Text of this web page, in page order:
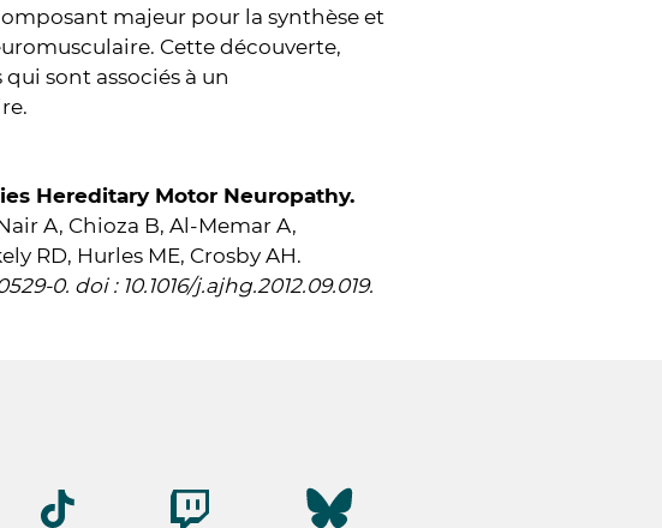
majeur pour la synthèse et
Cette découverte,
sont associés à un
Hereditary Motor Neuropathy.
A, Chioza B, Al-Memar A,
RD, Hurles ME, Crosby AH.
0. doi : 10.1016/j.ajhg.2012.09.019.